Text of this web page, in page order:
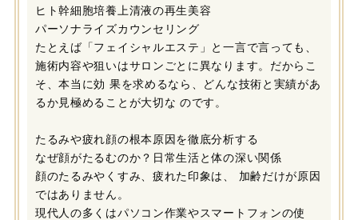
ヒト幹細胞培養上清液の再生美容
パーソナライズカウンセリング
たとえば「フェイシャルエステ」と一言で言っても、
施術内容や狙いはサロンごとに異なります。だからこ
そ、本当に効 果を求めるなら、どんな技術と実績があ
るか見極めることが大切な のです。
たるみや疲れ顔の根本原因を徹底分析する
なぜ顔がたるむのか？日常生活と体の深い関係
顔のたるみやくすみ、疲れた印象は、 加齢だけが原因
ではありません。
現代人の多くはパソコン作業やスマートフォンの使